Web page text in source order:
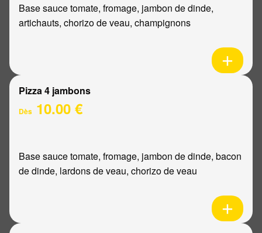
Base sauce tomate, fromage, jambon de dinde,
artichauts, chorizo de veau, champignons
Pizza 4 jambons
Dès 10.00 €
Base sauce tomate, fromage, jambon de dinde, bacon
de dinde, lardons de veau, chorizo de veau